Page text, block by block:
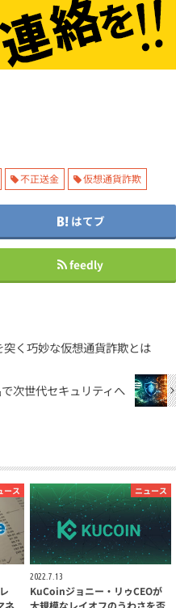
不正送金 仮想通貨詐欺
はてブ
feedly
く巧妙な仮想通貨詐欺とは
次世代セキュリティへ
ース
ネ
ニュース
2022.7.13
KuCoinジョニー・リゥCEOが
大規模なレイオフのうわさを否